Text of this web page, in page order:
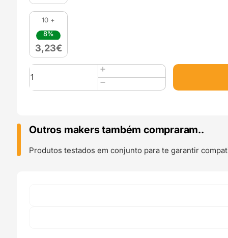
10 +
8%
3,23€
Quantidade
de
100
Standard
Washers
-
Outros makers também compraram..
Produtos testados em conjunto para te garantir